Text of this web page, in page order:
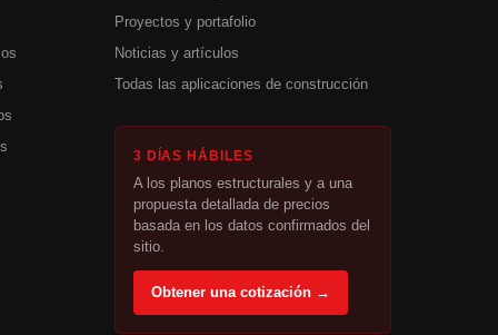
Proyectos y portafolio
Noticias y artículos
Todas las aplicaciones de construcción
3 DÍAS HÁBILES
A los planos estructurales y a una
propuesta detallada de precios
basada en los datos confirmados del
sitio.
Obtener una cotización →